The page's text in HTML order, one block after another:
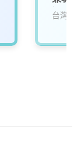
過6小
台灣寶